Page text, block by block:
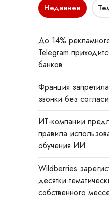
Недавнее
До 14%
Telegram
банков
Франция
звонки без
ИТ-компании
правила
обучения ИИ
Wildberries
десятки
собственного